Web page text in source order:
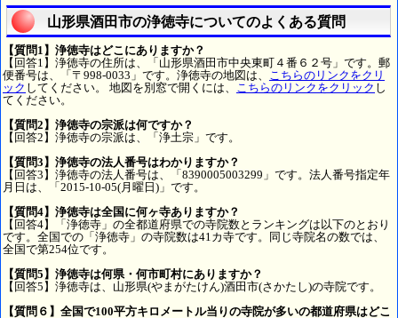
山形県酒田市の浄徳寺についてのよくある質問
【質問1】浄徳寺はどこにありますか？
【回答1】浄徳寺の住所は、「山形県酒田市中央東町４番６２号」です。郵
便番号は、「〒998-0033」です。浄徳寺の地図は、 こちらのリンクをクリ
ック してください。 地図を別窓で開くには、 こちらのリンクをクリック し
てください。
【質問2】浄徳寺の宗派は何ですか？
【回答2】浄徳寺の宗派は、「浄土宗」です。
【質問3】浄徳寺の法人番号はわかりますか？
【回答3】浄徳寺の法人番号は、「8390005003299」です。法人番号指定年
月日は、「2015-10-05(月曜日)」です。
【質問4】浄徳寺は全国に何ヶ寺ありますか？
【回答4】「浄徳寺」の全都道府県での寺院数とランキングは以下のとおり
です。全国での「浄徳寺」の寺院数は41カ寺です。同じ寺院名の数では、
全国で第254位です。
【質問5】浄徳寺は何県・何市町村にありますか？
【回答5】浄徳寺は、山形県(やまがたけん)酒田市(さかたし)の寺院です。
【質問６】全国で100平方キロメートル当りの寺院が多いの都道府県はどこ